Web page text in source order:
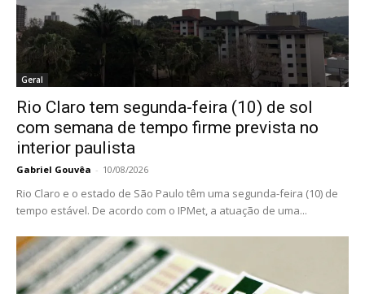
Geral
Rio Claro tem segunda-feira (10) de sol
com semana de tempo firme prevista no
interior paulista
Gabriel Gouvêa - 10/08/2026
Rio Claro e o estado de São Paulo têm uma segunda-feira (10) de
tempo estável. De acordo com o IPMet, a atuação de uma...